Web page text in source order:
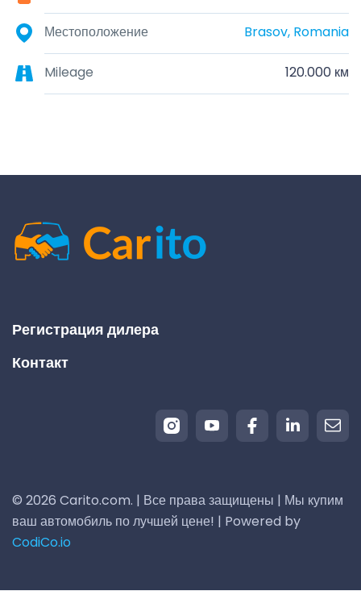
Местоположение Brasov, Romania
Mileage 120.000 км
Регистрация дилера
Контакт
© 2026 Carito.com. | Все права защищены | Мы купим
ваш автомобиль по лучшей цене! | Powered by
CodiCo.io